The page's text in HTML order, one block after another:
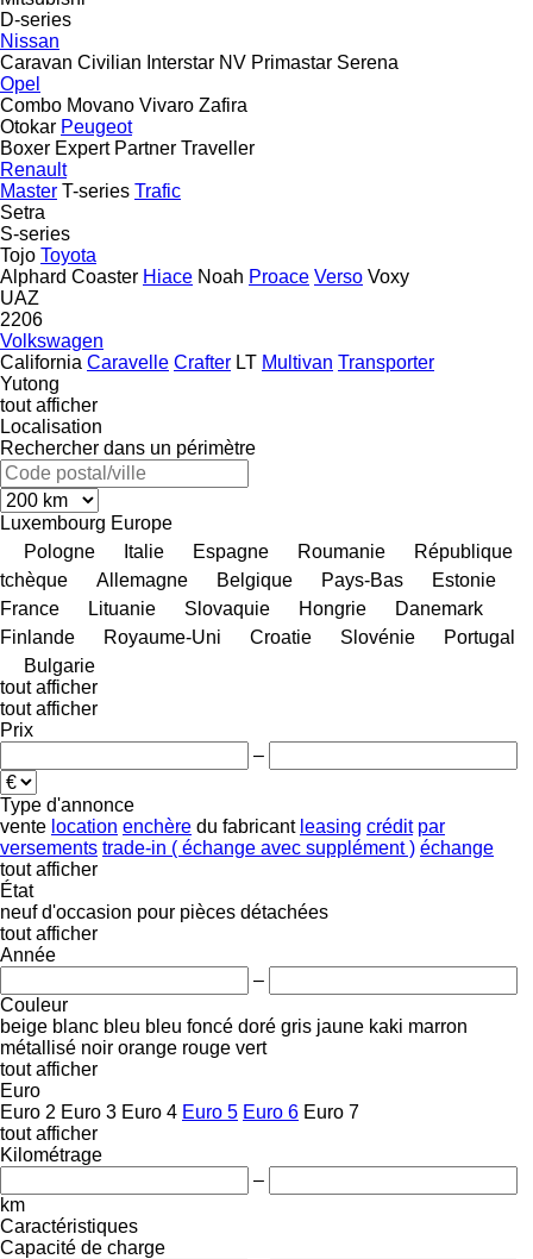
D-series
Nissan
Caravan Civilian Interstar NV Primastar Serena
Opel
Combo Movano Vivaro Zafira
Otokar Peugeot
Boxer Expert Partner Traveller
Renault
Master T-series Trafic
Setra
S-series
Tojo Toyota
Alphard Coaster Hiace Noah Proace Verso Voxy
UAZ
2206
Volkswagen
California Caravelle Crafter LT Multivan Transporter
Yutong
tout afficher
Localisation
Rechercher dans un périmètre
Luxembourg Europe
Pologne
Italie Espagne Roumanie
République
tchèque
Allemagne Belgique Pays-Bas
Estonie
France
Lituanie Slovaquie Hongrie
Danemark
Finlande
Royaume-Uni Croatie Slovénie
Portugal
Bulgarie
tout afficher
tout afficher
Prix
–
Type d'annonce
vente location enchère du fabricant leasing crédit par
versements trade-in ( échange avec supplément ) échange
tout afficher
État
neuf d'occasion pour pièces détachées
tout afficher
Année
–
Couleur
beige blanc bleu bleu foncé doré gris jaune kaki marron
métallisé noir orange rouge vert
tout afficher
Euro
Euro 2 Euro 3 Euro 4 Euro 5 Euro 6 Euro 7
tout afficher
Kilométrage
–
km
Caractéristiques
Capacité de charge